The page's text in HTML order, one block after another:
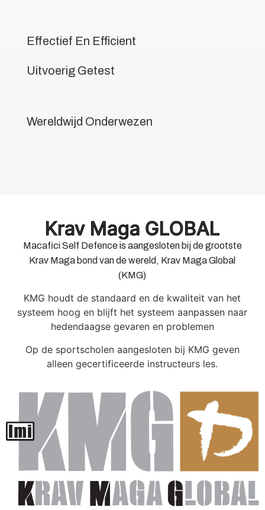
Effectief En Efficient
Uitvoerig Getest
Wereldwijd Onderwezen
Krav Maga GLOBAL
Macafici Self Defence is aangesloten bij de grootste
Krav Maga bond van de wereld, Krav Maga Global
(KMG)
KMG houdt de standaard en de kwaliteit van het
systeem hoog en blijft het systeem aanpassen naar
hedendaagse gevaren en problemen
Op de sportscholen aangesloten bij KMG geven
alleen gecertificeerde instructeurs les.